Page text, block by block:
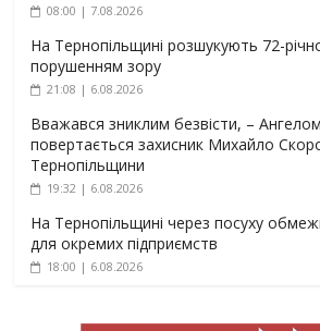
08:00 | 7.08.2026
На Тернопільщині розшукують 72-
порушенням зору
21:08 | 6.08.2026
Вважався зниклим безвісти, –
повертається захисник Михайло
Тернопільщини
19:32 | 6.08.2026
На Тернопільщині через посуху
для окремих підприємств
18:00 | 6.08.2026